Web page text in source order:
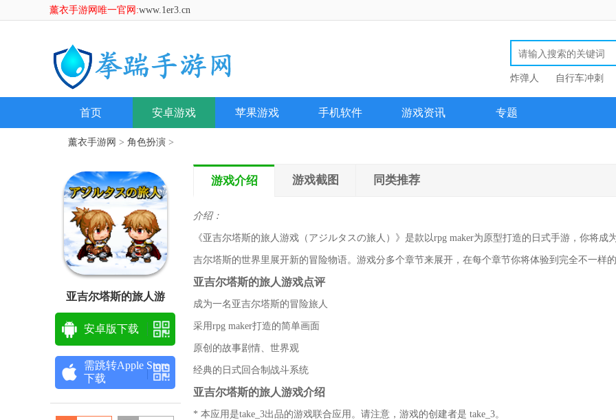
薰衣手游网唯一官网:www.1er3.cn
炸弹人 自行车冲刺
首页 安卓游戏 苹果游戏 手机软件 游戏资讯 专题
薰衣手游网 > 角色扮演 >
亚吉尔塔斯的旅人游
安卓版下载
需跳转Apple Store
下载
游戏介绍 游戏截图 同类推荐
介绍：
《亚吉尔塔斯的旅人游戏（アジルタスの旅人）》是款以rpg maker为原型打造的日式手游，你将成
吉尔塔斯的世界里展开新的冒险物语。游戏分多个章节来展开，在每个章节你将体验到完全不一样的
亚吉尔塔斯的旅人游戏点评
成为一名亚吉尔塔斯的冒险旅人
采用rpg maker打造的简单画面
原创的故事剧情、世界观
经典的日式回合制战斗系统
亚吉尔塔斯的旅人游戏介绍
* 本应用是take_3出品的游戏联合应用。请注意，游戏的创建者是 take_3。